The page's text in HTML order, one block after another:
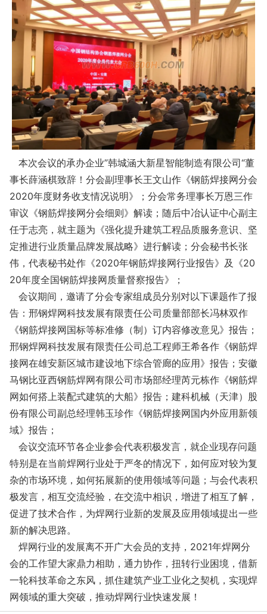
本次会议的承办企业”韩城涵大新星智能制造有限公司“董
事长薛涵棋致辞！分会副理事长王文山作《钢筋焊接网分会
2020年度财务收支情况说明》；分会常务理事长万恩三作
审议《钢筋焊接网分会细则》解读；随后中冶认证中心副主
任于志亮，就主题为《强化提升建筑工程品质服务意识、坚
定推进行业质量品牌发展战略》进行解读；分会秘书长张
伟，代表秘书处作《2020年钢筋焊接网行业报告》及《20
20年度全国钢筋焊接网质量督察报告》；
会议期间，邀请了分会专家组成员分别对以下课题作了报
告：邢钢焊网科技发展有限责任公司质量部部长冯林双作
《钢筋焊接网国标等标准修（制）订内容修改意见》报告；
邢钢焊网科技发展有限责任公司总工程师王希各作《钢筋焊
接网在雄安新区城市建设地下综合管廊的应用》报告；安徽
马钢比亚西钢筋焊网有限公司市场部经理芮元栋作《钢筋焊
网如何搭上装配式建筑的大船》报告；建科机械（天津）股
份有限公司副总经理韩玉珍作《钢筋焊接网国内外应用新领
域》报告；
会议交流环节各企业参会代表积极发言，就企业现存问题
特别是在当前焊网行业处于严冬的情况下，如何应对较为复
杂的市场环境，如何拓展新的使用领域等问题；与会代表积
极发言，相互交流经验，在交流中相识，增进了相互了解，
促进了技术合作，为焊网行业新的发展及应用领域提出一些
新的解决思路。
焊网行业的发展离不开广大会员的支持，2021年焊网分
会的工作望大家鼎力相助，通力协作，扭转行业困境，借新
一轮科技革命之东风，抓住建筑产业工业化之契机，实现焊
网领域的重大突破，推动焊网行业快速发展！